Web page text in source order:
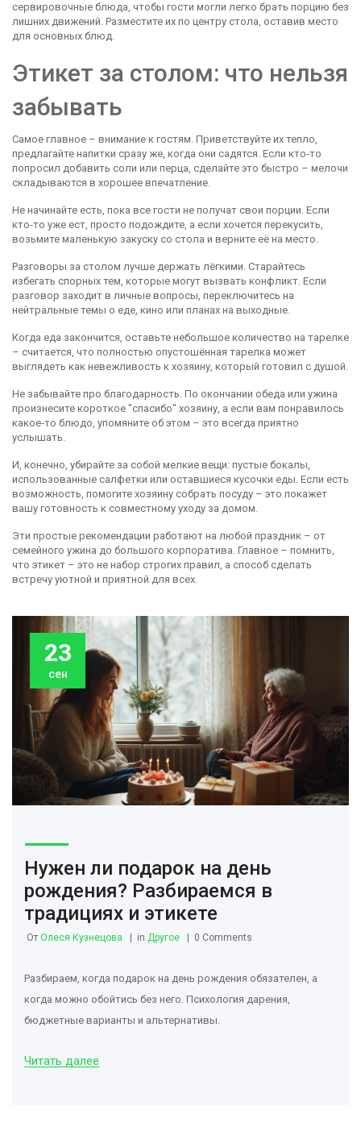
сервировочные блюда, чтобы гости могли легко брать порцию без
лишних движений. Разместите их по центру стола, оставив место
для основных блюд.
Этикет за столом: что нельзя
забывать
Самое главное – внимание к гостям. Приветствуйте их тепло,
предлагайте напитки сразу же, когда они садятся. Если кто‑то
попросил добавить соли или перца, сделайте это быстро – мелочи
складываются в хорошее впечатление.
Не начинайте есть, пока все гости не получат свои порции. Если
кто‑то уже ест, просто подождите, а если хочется перекусить,
возьмите маленькую закуску со стола и верните её на место.
Разговоры за столом лучше держать лёгкими. Старайтесь
избегать спорных тем, которые могут вызвать конфликт. Если
разговор заходит в личные вопросы, переключитесь на
нейтральные темы о еде, кино или планах на выходные.
Когда еда закончится, оставьте небольшое количество на тарелке
– считается, что полностью опустошённая тарелка может
выглядеть как невежливость к хозяину, который готовил с душой.
Не забывайте про благодарность. По окончании обеда или ужина
произнесите короткое "спасибо" хозяину, а если вам понравилось
какое‑то блюдо, упомяните об этом – это всегда приятно
услышать.
И, конечно, убирайте за собой мелкие вещи: пустые бокалы,
использованные салфетки или оставшиеся кусочки еды. Если есть
возможность, помогите хозяину собрать посуду – это покажет
вашу готовность к совместному уходу за домом.
Эти простые рекомендации работают на любой праздник – от
семейного ужина до большого корпоратива. Главное – помнить,
что этикет – это не набор строгих правил, а способ сделать
встречу уютной и приятной для всех.
23
сен
Нужен ли подарок на день
рождения? Разбираемся в
традициях и этикете
От Олеся Кузнецова in Другое 0 Comments
Разбираем, когда подарок на день рождения обязателен, а
когда можно обойтись без него. Психология дарения,
бюджетные варианты и альтернативы.
Читать далее